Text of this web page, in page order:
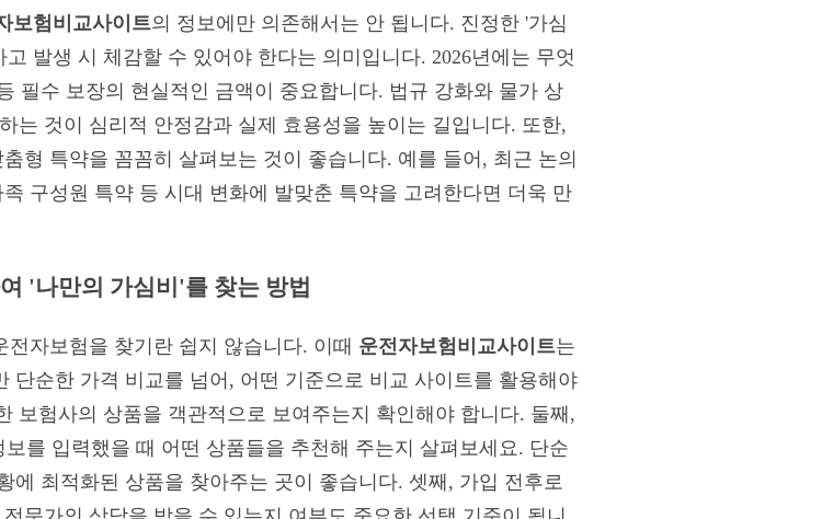
보험비교사이트의 정보에만 의존해서는 안 됩니다. 진정한 '가심
발생 시 체감할 수 있어야 한다는 의미입니다. 2026년에는 무엇
필수 보장의 현실적인 금액이 중요합니다. 법규 강화와 물가 상
는 것이 심리적 안정감과 실제 효용성을 높이는 길입니다. 또한,
형 특약을 꼼꼼히 살펴보는 것이 좋습니다. 예를 들어, 최근 논의
구성원 특약 등 시대 변화에 발맞춘 특약을 고려한다면 더욱 만
'나만의 가심비'를 찾는 방법
자보험을 찾기란 쉽지 않습니다. 이때 운전자보험비교사이트는
단순한 가격 비교를 넘어, 어떤 기준으로 비교 사이트를 활용해야
보험사의 상품을 객관적으로 보여주는지 확인해야 합니다. 둘째,
를 입력했을 때 어떤 상품들을 추천해 주는지 살펴보세요. 단순
에 최적화된 상품을 찾아주는 곳이 좋습니다. 셋째, 가입 전후로